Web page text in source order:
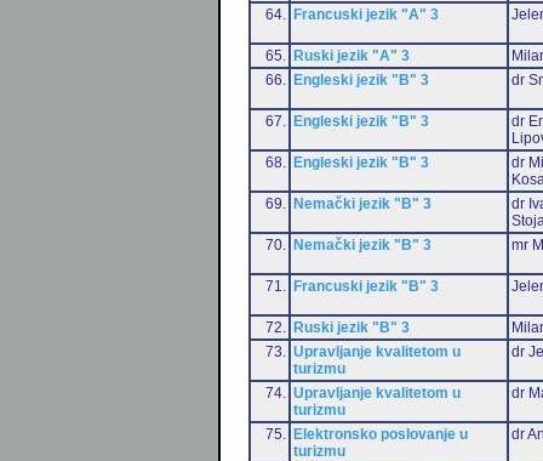
64. Francuski jezik "A" 3
65. Ruski jezik "A" 3
66.
Engleski jezik "B" 3 dr
67. Engleski jezik "B" 3
dr
68.
Engleski jezik "B" 3
dr
69.
Nemački jezik "B" 3
dr
70.
Nemački jezik "B" 3 mr
71. Francuski jezik "B" 3
72. Ruski jezik "B" 3
73.
Upravljanje kvalitetom u
turizmu
dr
74.
Upravljanje kvalitetom u
turizmu
dr
75.
Elektronsko poslovanje u
turizmu
dr